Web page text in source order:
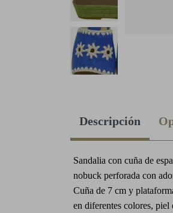
Descripción
Sandalia con cuña de
nobuck perforada con
Cuña de 7 cm y
en diferentes colores,